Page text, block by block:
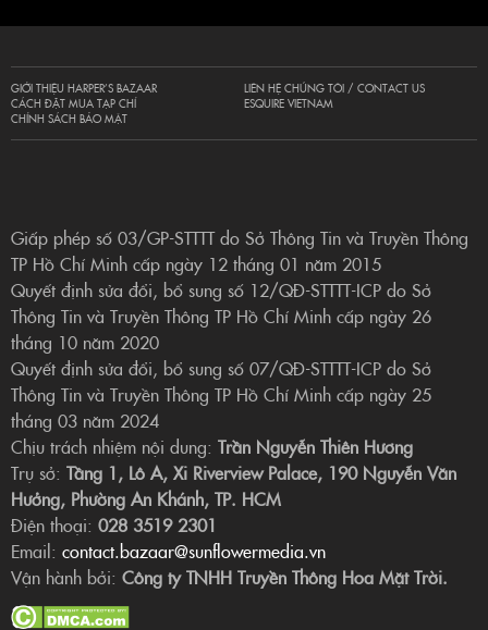
GIỚI THIỆU HARPER’S BAZAAR
CÁCH ĐẶT MUA TẠP CHÍ
CHÍNH SÁCH BẢO MẬT
LIÊN HỆ CHÚNG TÔI / CONTACT US
ESQUIRE VIETNAM
Giấp phép số 03/GP-STTTT do Sở Thông Tin và Truyền Thông
TP Hồ Chí Minh cấp ngày 12 tháng 01 năm 2015
Quyết định sửa đổi, bổ sung số 12/QĐ-STTTT-ICP do Sở
Thông Tin và Truyền Thông TP Hồ Chí Minh cấp ngày 26
tháng 10 năm 2020
Quyết định sửa đổi, bổ sung số 07/QĐ-STTTT-ICP do Sở
Thông Tin và Truyền Thông TP Hồ Chí Minh cấp ngày 25
tháng 03 năm 2024
Chịu trách nhiệm nội dung: Trần Nguyễn Thiên Hương
Trụ sở: Tầng 1, Lô A, Xi Riverview Palace, 190 Nguyễn Văn
Hưởng, Phường An Khánh, TP. HCM
Điện thoại: 028 3519 2301
Email: contact.bazaar@sunflowermedia.vn
Vận hành bởi: Công ty TNHH Truyền Thông Hoa Mặt Trời.